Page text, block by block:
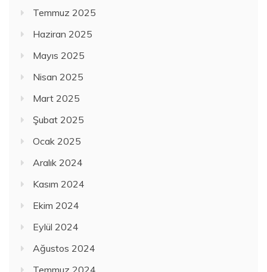
Temmuz 2025
Haziran 2025
Mayıs 2025
Nisan 2025
Mart 2025
Şubat 2025
Ocak 2025
Aralık 2024
Kasım 2024
Ekim 2024
Eylül 2024
Ağustos 2024
Temmuz 2024